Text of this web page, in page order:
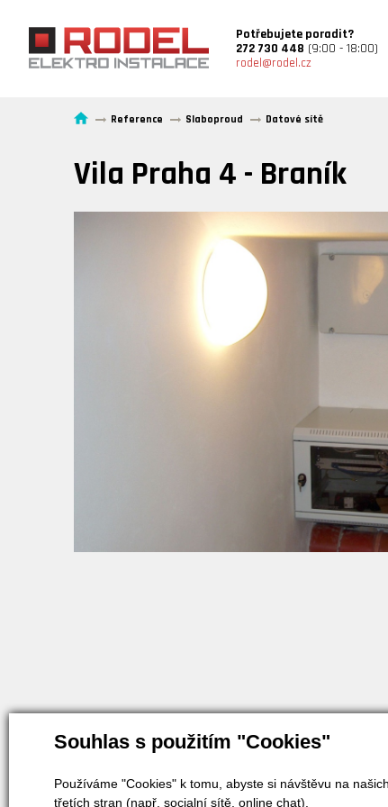
Souhlas s použitím "Cookies"
Používáme "Cookies" k tomu, abyste si návštěvu na
třetích stran (např. socialní sítě, online chat).
Potřebujete poradit?
272 730 448 (9:00 - 18:00)
rodel@rodel.cz
Reference Slaboproud Datové sítě
Vila Praha 4 - Braník